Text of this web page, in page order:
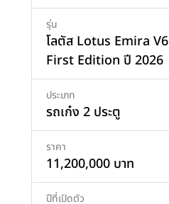
รุ่น
โลตัส Lotus Emira V6
First Edition ปี 2026
ประเภท
รถเก๋ง 2 ประตู
ราคา
11,200,000 บาท
ปีที่เปิดตัว